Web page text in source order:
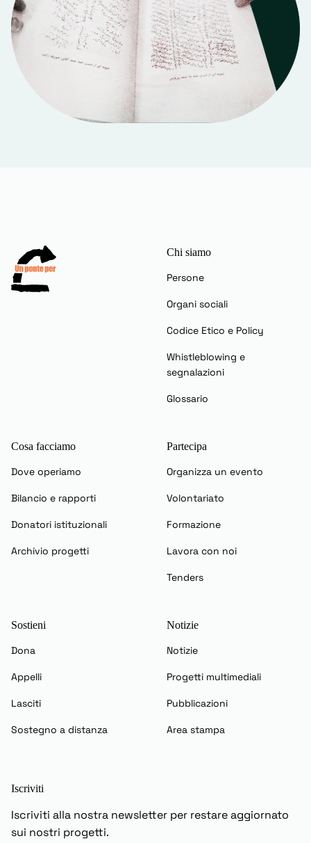
Chi siamo
Persone
Organi sociali
Codice Etico e Policy
Whistleblowing e
segnalazioni
Glossario
Cosa facciamo
Dove operiamo
Bilancio e rapporti
Donatori istituzionali
Archivio progetti
Partecipa
Organizza un evento
Volontariato
Formazione
Lavora con noi
Tenders
Sostieni
Dona
Appelli
Lasciti
Sostegno a distanza
Notizie
Notizie
Progetti multimediali
Pubblicazioni
Area stampa
Iscriviti
Iscriviti alla nostra newsletter per restare aggiornato
sui nostri progetti.